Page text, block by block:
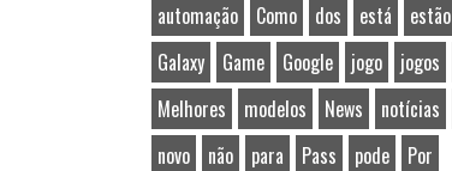
automação
Como dos está
estão
Galaxy
Game Google jogo jogos
Melhores
modelos News notícias
novo
não para Pass pode
Por